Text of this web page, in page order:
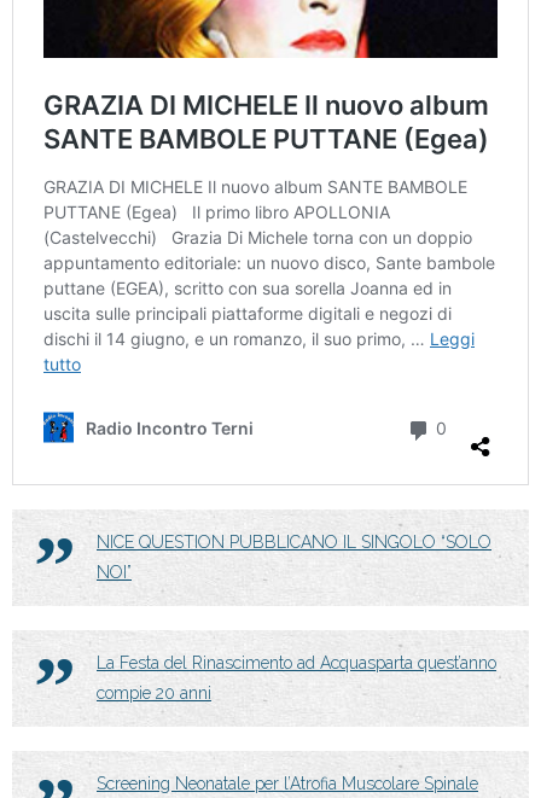
NICE QUESTION PUBBLICANO IL SINGOLO “SOLO
NOI”
La Festa del Rinascimento ad Acquasparta quest’anno
compie 20 anni
Screening Neonatale per l’Atrofia Muscolare Spinale